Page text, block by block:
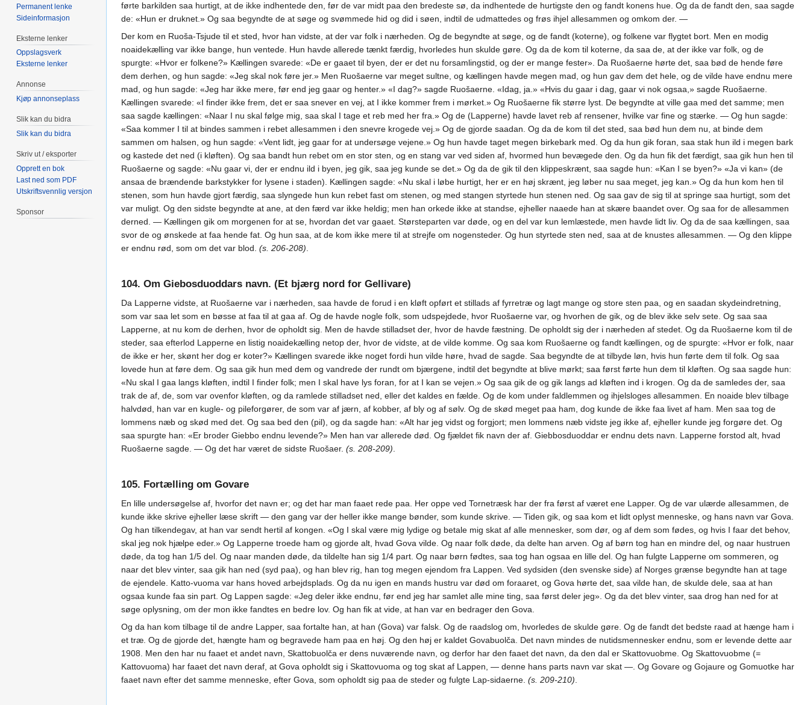
førte barkilden saa hurtigt, at de ikke indhentede den, før de var midt paa den bredeste sø, da indhentede de hurtigste den og fandt konens hue. Og da de fandt den, saa sagde
de: «Hun er druknet.» Og saa begyndte de at søge og svømmede hid og did i søen, indtil de udmattedes og frøs ihjel allesammen og omkom der. —
Der kom en Ruoša-Tsjude til et sted, hvor han vidste, at der var folk i nærheden. Og de begyndte at søge, og de fandt (koterne), og folkene var flygtet bort. Men en modig
noaidekælling var ikke bange, hun ventede. Hun havde allerede tænkt færdig, hvorledes hun skulde gøre. Og da de kom til koterne, da saa de, at der ikke var folk, og de
spurgte: «Hvor er folkene?» Kællingen svarede: «De er gaaet til byen, der er det nu forsamlingstid, og der er mange fester». Da Ruošaerne hørte det, saa bød de hende føre
dem derhen, og hun sagde: «Jeg skal nok føre jer.» Men Ruošaerne var meget sultne, og kællingen havde megen mad, og hun gav dem det hele, og de vilde have endnu mere
mad, og hun sagde: «Jeg har ikke mere, før end jeg gaar og henter.» «I dag?» sagde Ruošaerne. «Idag, ja.» «Hvis du gaar i dag, gaar vi nok ogsaa,» sagde Ruošaerne.
Kællingen svarede: «I finder ikke frem, det er saa snever en vej, at I ikke kommer frem i mørket.» Og Ruošaerne fik større lyst. De begyndte at ville gaa med det samme; men
saa sagde kællingen: «Naar I nu skal følge mig, saa skal I tage et reb med her fra.» Og de (Lapperne) havde lavet reb af rensener, hvilke var fine og stærke. — Og hun sagde:
«Saa kommer I til at bindes sammen i rebet allesammen i den snevre krogede vej.» Og de gjorde saadan. Og da de kom til det sted, saa bød hun dem nu, at binde dem
sammen om halsen, og hun sagde: «Vent lidt, jeg gaar for at undersøge vejene.» Og hun havde taget megen birkebark med. Og da hun gik foran, saa stak hun ild i megen bark
og kastede det ned (i kløften). Og saa bandt hun rebet om en stor sten, og en stang var ved siden af, hvormed hun bevægede den. Og da hun fik det færdigt, saa gik hun hen til
Ruošaerne og sagde: «Nu gaar vi, der er endnu ild i byen, jeg gik, saa jeg kunde se det.» Og da de gik til den klippeskrænt, saa sagde hun: «Kan I se byen?» «Ja vi kan» (de
ansaa de brændende barkstykker for lysene i staden). Kællingen sagde: «Nu skal i løbe hurtigt, her er en høj skrænt, jeg løber nu saa meget, jeg kan.» Og da hun kom hen til
stenen, som hun havde gjort færdig, saa slyngede hun kun rebet fast om stenen, og med stangen styrtede hun stenen ned. Og saa gav de sig til at springe saa hurtigt, som det
var muligt. Og den sidste begyndte at ane, at den færd var ikke heldig; men han orkede ikke at standse, ejheller naaede han at skære baandet over. Og saa for de allesammen
derned. — Kællingen gik om morgenen for at se, hvordan det var gaaet. Størsteparten var døde, og en del var kun lemlæstede, men havde lidt liv. Og da de saa kællingen, saa
svor de og ønskede at faa hende fat. Og hun saa, at de kom ikke mere til at strejfe om nogensteder. Og hun styrtede sten ned, saa at de knustes allesammen. — Og den klippe
er endnu rød, som om det var blod. (s. 206-208).
104. Om Giebosduoddars navn. (Et bjærg nord for Gellivare)
Da Lapperne vidste, at Ruošaerne var i nærheden, saa havde de forud i en kløft opført et stillads af fyrretræ og lagt mange og store sten paa, og en saadan skydeindretning,
som var saa let som en bøsse at faa til at gaa af. Og de havde nogle folk, som udspejdede, hvor Ruošaerne var, og hvorhen de gik, og de blev ikke selv sete. Og saa saa
Lapperne, at nu kom de derhen, hvor de opholdt sig. Men de havde stilladset der, hvor de havde fæstning. De opholdt sig der i nærheden af stedet. Og da Ruošaerne kom til de
steder, saa efterlod Lapperne en listig noaidekælling netop der, hvor de vidste, at de vilde komme. Og saa kom Ruošaerne og fandt kællingen, og de spurgte: «Hvor er folk, naar
de ikke er her, skønt her dog er koter?» Kællingen svarede ikke noget fordi hun vilde høre, hvad de sagde. Saa begyndte de at tilbyde løn, hvis hun førte dem til folk. Og saa
lovede hun at føre dem. Og saa gik hun med dem og vandrede der rundt om bjærgene, indtil det begyndte at blive mørkt; saa først førte hun dem til kløften. Og saa sagde hun:
«Nu skal I gaa langs kløften, indtil I finder folk; men I skal have lys foran, for at I kan se vejen.» Og saa gik de og gik langs ad kløften ind i krogen. Og da de samledes der, saa
trak de af, de, som var ovenfor kløften, og da ramlede stilladset ned, eller det kaldes en fælde. Og de kom under faldlemmen og ihjelsloges allesammen. En noaide blev tilbage
halvdød, han var en kugle- og pileforgører, de som var af jærn, af kobber, af bly og af sølv. Og de skød meget paa ham, dog kunde de ikke faa livet af ham. Men saa tog de
lommens næb og skød med det. Og saa bed den (pil), og da sagde han: «Alt har jeg vidst og forgjort; men lommens næb vidste jeg ikke af, ejheller kunde jeg forgøre det. Og
saa spurgte han: «Er broder Giebbo endnu levende?» Men han var allerede død. Og fjældet fik navn der af. Giebbosduoddar er endnu dets navn. Lapperne forstod alt, hvad
Ruošaerne sagde. — Og det har været de sidste Ruošaer. (s. 208-209).
105. Fortælling om Govare
En lille undersøgelse af, hvorfor det navn er; og det har man faaet rede paa. Her oppe ved Tornetræsk har der fra først af været ene Lapper. Og de var ulærde allesammen, de
kunde ikke skrive ejheller læse skrift — den gang var der heller ikke mange bønder, som kunde skrive. — Tiden gik, og saa kom et lidt oplyst menneske, og hans navn var Gova.
Og han tilkendegav, at han var sendt hertil af kongen. «Og I skal være mig lydige og betale mig skat af alle mennesker, som dør, og af dem som fødes, og hvis I faar det behov,
skal jeg nok hjælpe eder.» Og Lapperne troede ham og gjorde alt, hvad Gova vilde. Og naar folk døde, da delte han arven. Og af børn tog han en mindre del, og naar hustruen
døde, da tog han 1/5 del. Og naar manden døde, da tildelte han sig 1/4 part. Og naar børn fødtes, saa tog han ogsaa en lille del. Og han fulgte Lapperne om sommeren, og
naar det blev vinter, saa gik han ned (syd paa), og han blev rig, han tog megen ejendom fra Lappen. Ved sydsiden (den svenske side) af Norges grænse begyndte han at tage
de ejendele. Katto-vuoma var hans hoved arbejdsplads. Og da nu igen en mands hustru var død om foraaret, og Gova hørte det, saa vilde han, de skulde dele, saa at han
ogsaa kunde faa sin part. Og Lappen sagde: «Jeg deler ikke endnu, før end jeg har samlet alle mine ting, saa først deler jeg». Og da det blev vinter, saa drog han ned for at
søge oplysning, om der mon ikke fandtes en bedre lov. Og han fik at vide, at han var en bedrager den Gova.
Og da han kom tilbage til de andre Lapper, saa fortalte han, at han (Gova) var falsk. Og de raadslog om, hvorledes de skulde gøre. Og de fandt det bedste raad at hænge ham i
et træ. Og de gjorde det, hængte ham og begravede ham paa en høj. Og den høj er kaldet Govabuolča. Det navn mindes de nutidsmennesker endnu, som er levende dette aar
1908. Men den har nu faaet et andet navn, Skattobuolča er dens nuværende navn, og derfor har den faaet det navn, da den dal er Skattovuobme. Og Skattovuobme (=
Kattovuoma) har faaet det navn deraf, at Gova opholdt sig i Skattovuoma og tog skat af Lappen, — denne hans parts navn var skat —. Og Govare og Gojaure og Gomuotke har
faaet navn efter det samme menneske, efter Gova, som opholdt sig paa de steder og fulgte Lap-sidaerne. (s. 209-210).
Permanent lenke
Sideinformasjon
Eksterne lenker
Oppslagsverk
Eksterne lenker
Annonse
Kjøp annonseplass
Slik kan du bidra
Slik kan du bidra
Skriv ut / eksporter
Opprett en bok
Last ned som PDF
Utskriftsvennlig versjon
Sponsor